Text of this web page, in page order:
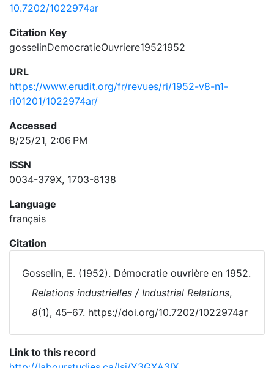
10.7202/1022974ar
Citation Key
gosselinDemocratieOuvriere19521952
URL
https://www.erudit.org/fr/revues/ri/1952-v8-n1-
ri01201/1022974ar/
Accessed
8/25/21, 2:06 PM
ISSN
0034-379X, 1703-8138
Language
français
Citation
Gosselin, E. (1952). Démocratie ouvrière en 1952.
Relations industrielles / Industrial Relations,
8(1), 45–67. https://doi.org/10.7202/1022974ar
Link to this record